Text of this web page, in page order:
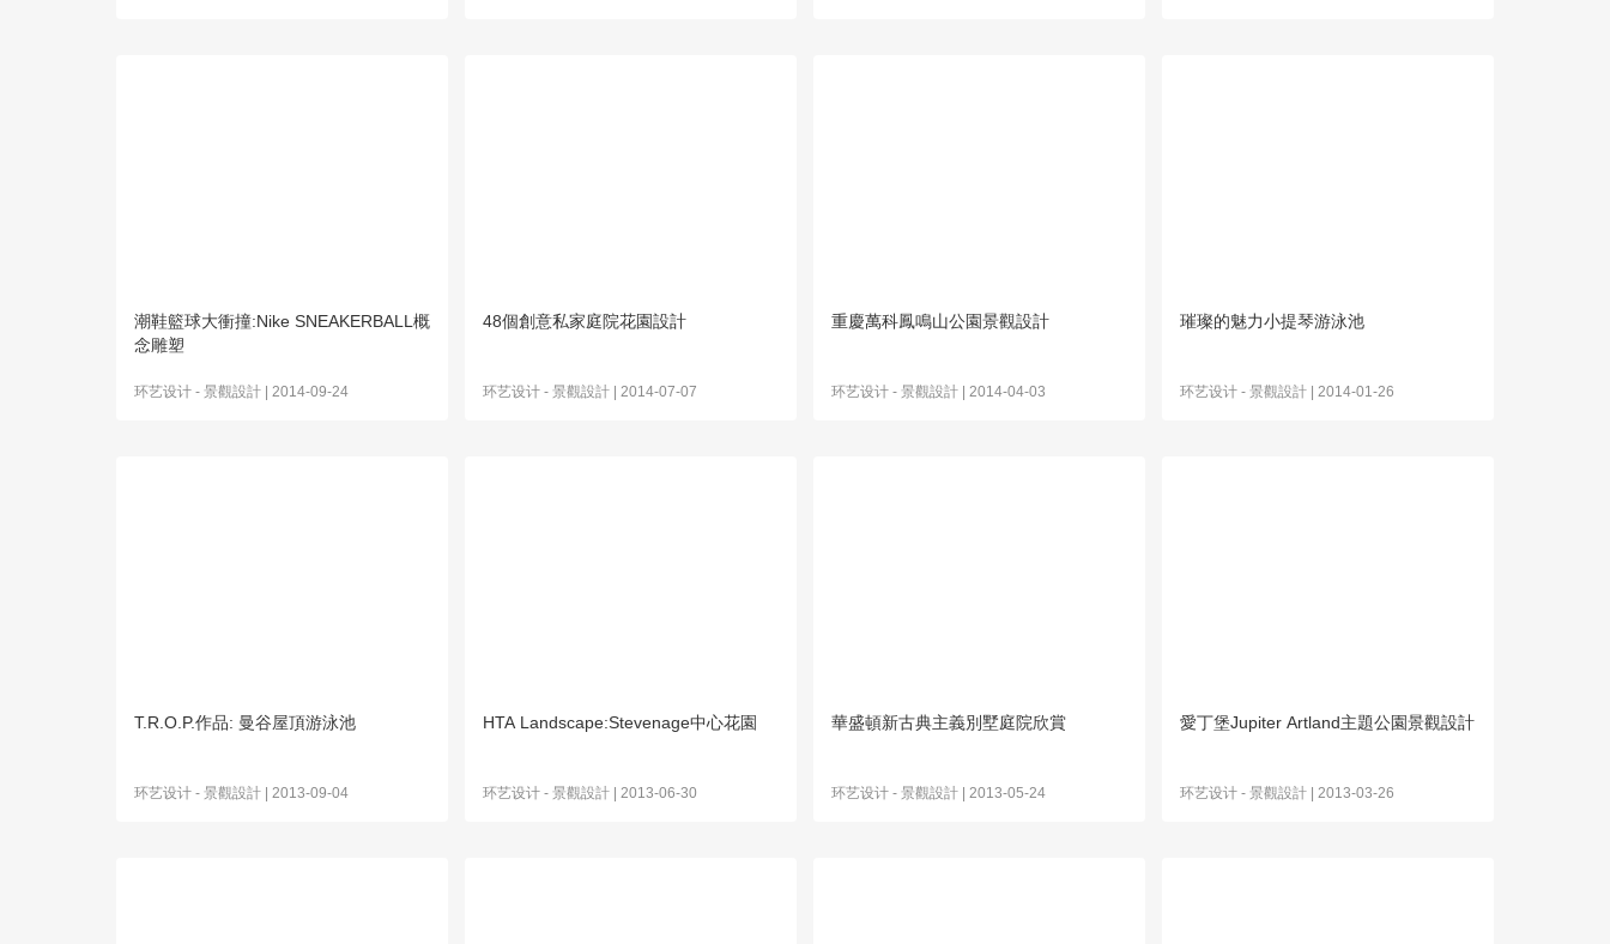
潮鞋籃球大衝撞:Nike SNEAKERBALL概
念雕塑
环艺设计 - 景觀設計 | 2014-09-24
48個創意私家庭院花園設計
环艺设计 - 景觀設計 | 2014-07-07
重慶萬科鳳鳴山公園景觀設計
环艺设计 - 景觀設計 | 2014-04-03
璀璨的魅力小提琴游泳池
环艺设计 - 景觀設計 | 2014-01-26
T.R.O.P.作品: 曼谷屋頂游泳池
环艺设计 - 景觀設計 | 2013-09-04
HTA Landscape:Stevenage中心花園
环艺设计 - 景觀設計 | 2013-06-30
華盛頓新古典主義別墅庭院欣賞
环艺设计 - 景觀設計 | 2013-05-24
愛丁堡Jupiter Artland主題公園景觀設計
环艺设计 - 景觀設計 | 2013-03-26